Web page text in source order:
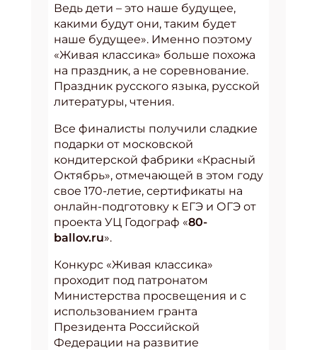
Ведь дети – это наше будущее,
какими будут они, таким будет
наше будущее». Именно поэтому
«Живая классика» больше похожа
на праздник, а не соревнование.
Праздник русского языка, русской
литературы, чтения.
Все финалисты получили сладкие
подарки от московской
кондитерской фабрики «Красный
Октябрь», отмечающей в этом году
свое 170-летие, сертификаты на
онлайн-подготовку к ЕГЭ и ОГЭ от
проекта УЦ Годограф «80-
ballov.ru».
Конкурс «Живая классика»
проходит под патронатом
Министерства просвещения и с
использованием гранта
Президента Российской
Федерации на развитие